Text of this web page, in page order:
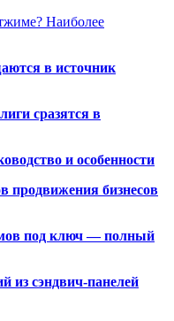
Наиболее
в источник
сразятся в
и особенности
продвижения бизнесов
под ключ — полный
из сэндвич-панелей